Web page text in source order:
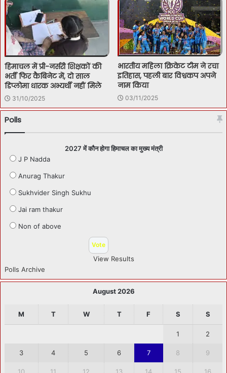
हिमाचल में प्री-नर्सरी शिक्षकों की
भर्ती फिर कैबिनेट में, दो साल
डिप्लोमा धारक अभ्यर्थी नहीं मिले
31/10/2025
भारतीय महिला क्रिकेट टीम ने रचा
इतिहास, पहली बार विश्वकप अपने
नाम किया
03/11/2025
Polls
2027 में कौन होगा हिमाचल का मुख्य मंत्री
J P Nadda
Anurag Thakur
Sukhvider Singh Sukhu
Jai ram thakur
Non of above
View Results
Polls Archive
August 2026
M T W T F S S
1 2
3 4 5 6 7 8 9